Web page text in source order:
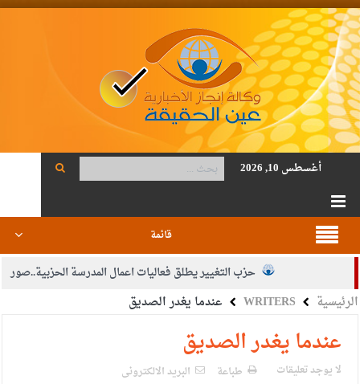
أغسطس 10, 2026
قائمة
حزب التغيير يطلق فعاليات اعمال المدرسة الحزبية..صور
الجيش يفتح باب التجنيد لحملة البكالوريوس في الحقوق والقانون
بيان اجتماع عمّان:دعم الوصاية الهاشمية التاريخية على المقدسات
الإسلامية والمسيحية
الرئيسية WRITERS عندما يغدر الصديق
عندما يغدر الصديق
لا يوجد تعليقات طباعة البريد الالكترونى